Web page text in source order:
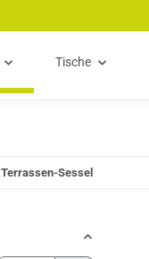
Tische
Terrassen-Sessel